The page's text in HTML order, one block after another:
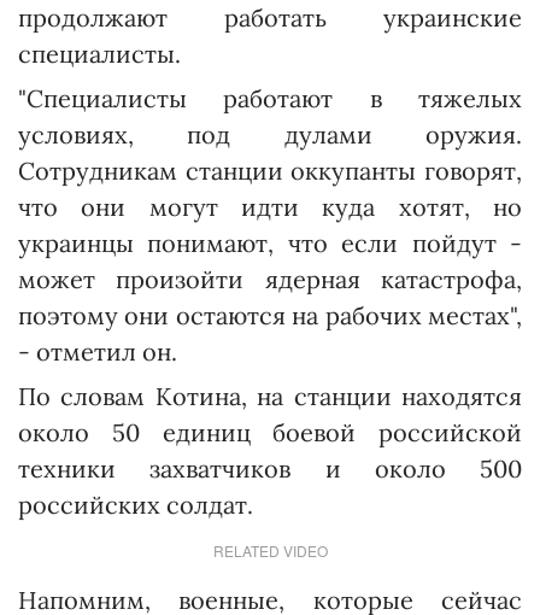
продолжают работать украинские
специалисты.
"Специалисты работают в тяжелых
условиях, под дулами оружия.
Сотрудникам станции оккупанты говорят,
что они могут идти куда хотят, но
украинцы понимают, что если пойдут -
может произойти ядерная катастрофа,
поэтому они остаются на рабочих местах",
- отметил он.
По словам Котина, на станции находятся
около 50 единиц боевой российской
техники захватчиков и около 500
российских солдат.
RELATED VIDEO
Напомним, военные, которые сейчас